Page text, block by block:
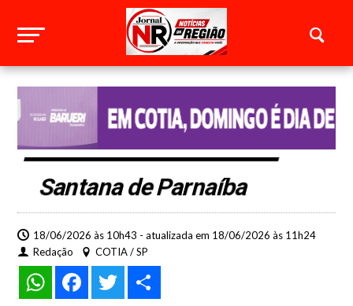
Santana de Parnaíba
18/06/2026 às 10h43 - atualizada em 18/06/2026 às 11h24
Redação
COTIA / SP
WhatsAppFacebookTwitter